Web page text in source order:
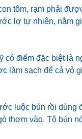
tôm, rạm phải
lợ tự nhiên, nằm
có điểm đặc biệt là
làm sạch để cả vỏ
luộc bún rồi dùng
thơm vào. Tô bún